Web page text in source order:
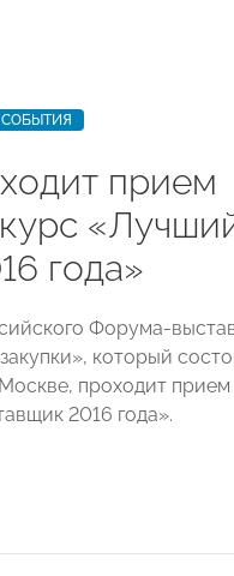
прием
года»
Форума-
который
проходит прием
2016 года».